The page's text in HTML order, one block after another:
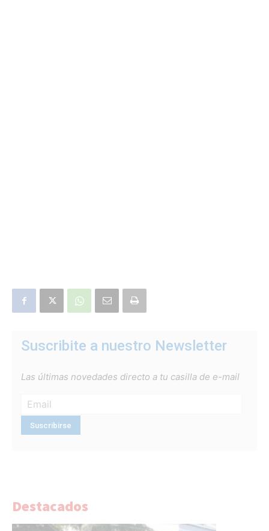
Suscribite a nuestro Newsletter
Las últimas novedades directo a tu casilla de e-mail
Destacados